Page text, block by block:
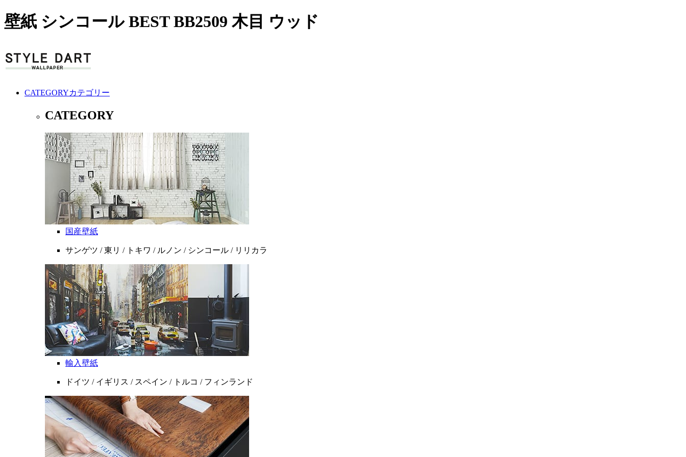
壁紙 シンコール BEST BB2509 木目 ウッド
CATEGORYカテゴリー
CATEGORY
国産壁紙
サンゲツ / 東リ / トキワ / ルノン / シンコール / リリカラ
輸入壁紙
ドイツ / イギリス / スペイン / トルコ / フィンランド